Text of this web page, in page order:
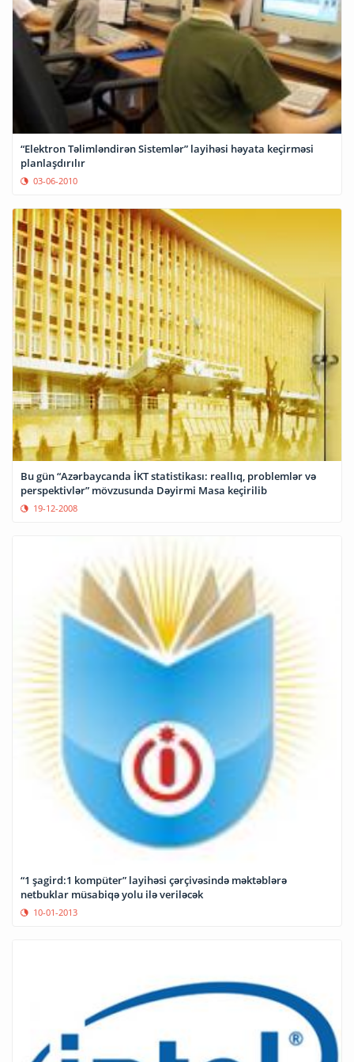
“Elektron Təlimləndirən Sistemlər” layihəsi həyata keçirməsi
planlaşdırılır
03-06-2010
Bu gün “Azərbaycanda İKT statistikası: reallıq, problemlər və
perspektivlər” mövzusunda Dəyirmi Masa keçirilib
19-12-2008
“1 şagird:1 kompüter” layihəsi çərçivəsində məktəblərə
netbuklar müsabiqə yolu ilə veriləcək
10-01-2013